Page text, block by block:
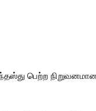
பெற்ற நிறுவனமான,